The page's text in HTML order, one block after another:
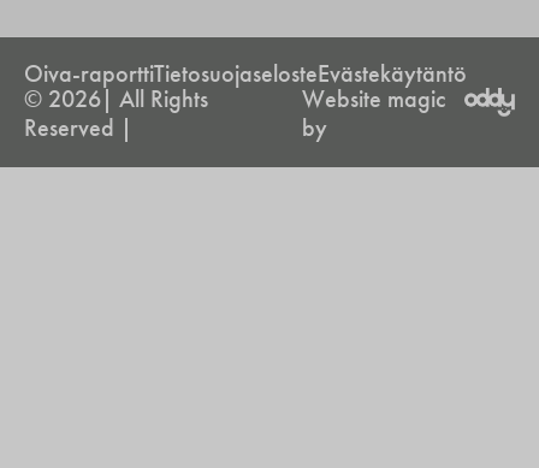
Oiva-raporttiTietosuojaselosteEvästekäytäntö
© 2026| All Rights
Reserved |
Website magic
by